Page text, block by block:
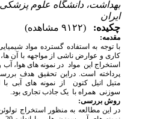
بهداشت، دانشگاه علوم
ایران
چکیده:
(۹۱۲۲ مشاهده)
مقدمه:
با توجه به استفاده گسترده مواد
کاری و عوارض ناشی از مواجهه با آن
استخراج این مواد در نمونه های هوا، آب
پرداخته است. دراین تحقیق هدف
متیل اتیل کتون از نمونه های آبی
سوزنی همراه با یک جاذب تجاری بود.
روش بررسی:
در این مطالعه به منظور استخراج